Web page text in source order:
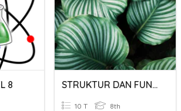
8 STRUKTUR DAN FUNGSI TUMBUHAN
10 T 8th